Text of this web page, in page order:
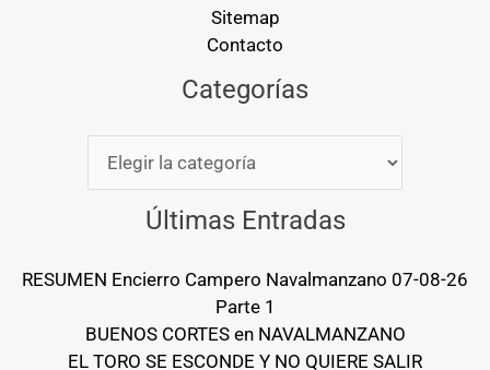
Sitemap
Contacto
Categorías
Últimas Entradas
RESUMEN Encierro Campero Navalmanzano 07-08-26
Parte 1
BUENOS CORTES en NAVALMANZANO
EL TORO SE ESCONDE Y NO QUIERE SALIR